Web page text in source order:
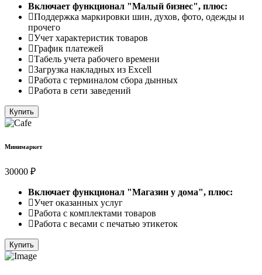
Включает функционал "Малый бизнес", плюс:
Поддержка маркировки шин, духов, фото, одежды и
прочего
Учет характеристик товаров
График платежей
Табель учета рабочего времени
Загрузка накладных из Excell
Работа с терминалом сбора дынных
Работа в сети заведений
Купить
Минимаркет
30000 ₽
Включает функционал "Магазин у дома", плюс:
Учет оказанных услуг
Работа с комплектами товаров
Работа с весами с печатью этикеток
Купить